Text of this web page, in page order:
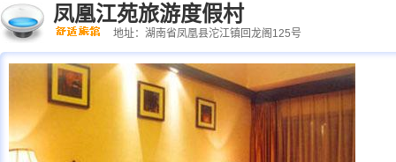
凤凰江苑旅游度假村
地址：湖南省凤凰县沱江镇回龙阁125号